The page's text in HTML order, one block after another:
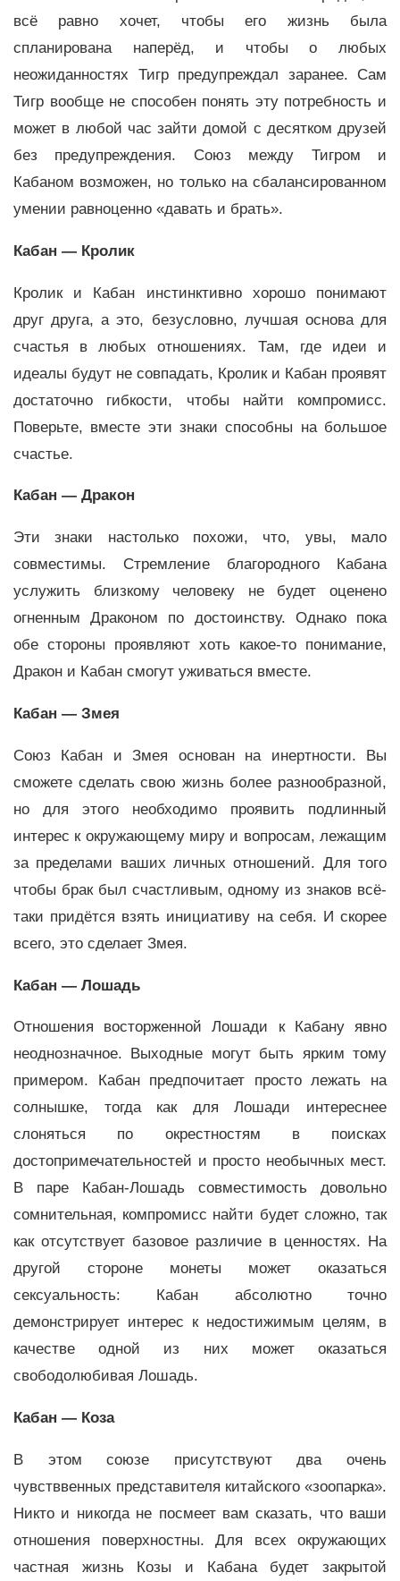
всё равно хочет, чтобы его жизнь была
спланирована наперёд, и чтобы о любых
неожиданностях Тигр предупреждал заранее. Сам
Тигр вообще не способен понять эту потребность и
может в любой час зайти домой с десятком друзей
без предупреждения. Союз между Тигром и
Кабаном возможен, но только на сбалансированном
умении равноценно «давать и брать».
Кабан — Кролик
Кролик и Кабан инстинктивно хорошо понимают
друг друга, а это, безусловно, лучшая основа для
счастья в любых отношениях. Там, где идеи и
идеалы будут не совпадать, Кролик и Кабан проявят
достаточно гибкости, чтобы найти компромисс.
Поверьте, вместе эти знаки способны на большое
счастье.
Кабан — Дракон
Эти знаки настолько похожи, что, увы, мало
совместимы. Стремление благородного Кабана
услужить близкому человеку не будет оценено
огненным Драконом по достоинству. Однако пока
обе стороны проявляют хоть какое-то понимание,
Дракон и Кабан смогут уживаться вместе.
Кабан — Змея
Союз Кабан и Змея основан на инертности. Вы
сможете сделать свою жизнь более разнообразной,
но для этого необходимо проявить подлинный
интерес к окружающему миру и вопросам, лежащим
за пределами ваших личных отношений. Для того
чтобы брак был счастливым, одному из знаков всё-
таки придётся взять инициативу на себя. И скорее
всего, это сделает Змея.
Кабан — Лошадь
Отношения восторженной Лошади к Кабану явно
неоднозначное. Выходные могут быть ярким тому
примером. Кабан предпочитает просто лежать на
солнышке, тогда как для Лошади интереснее
слоняться по окрестностям в поисках
достопримечательностей и просто необычных мест.
В паре Кабан-Лошадь совместимость довольно
сомнительная, компромисс найти будет сложно, так
как отсутствует базовое различие в ценностях. На
другой стороне монеты может оказаться
сексуальность: Кабан абсолютно точно
демонстрирует интерес к недостижимым целям, в
качестве одной из них может оказаться
свободолюбивая Лошадь.
Кабан — Коза
В этом союзе присутствуют два очень
чувстввенных представителя китайского «зоопарка».
Никто и никогда не посмеет вам сказать, что ваши
отношения поверхностны. Для всех окружающих
частная жизнь Козы и Кабана будет закрытой